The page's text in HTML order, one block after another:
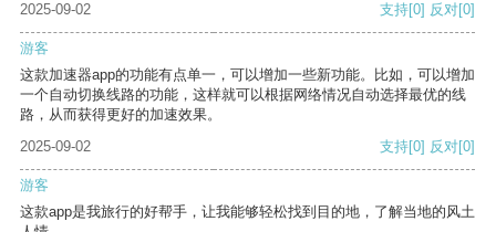
2025-09-02 支持[0] 反对[0]
游客
这款加速器app的功能有点单一，可以增加一些新功能。比如，可以增加
一个自动切换线路的功能，这样就可以根据网络情况自动选择最优的线
路，从而获得更好的加速效果。
2025-09-02
支持[0] 反对[0]
游客
这款app是我旅行的好帮手，让我能够轻松找到目的地，了解当地的风土